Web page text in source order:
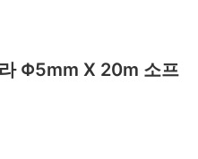
Φ5mm X 20m 소프